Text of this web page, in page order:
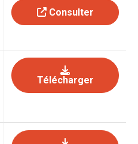
Consulter
Télécharger